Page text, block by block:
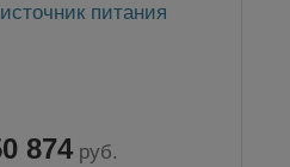
питания
874 руб.